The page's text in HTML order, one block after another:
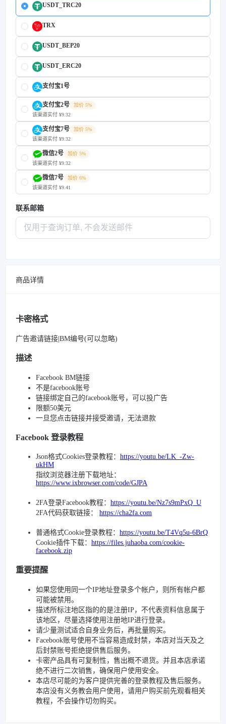
USDT_TRC20
TRX
USDT_BEP20
USDT_ERC20
支付宝1号
支付宝2号
加价 5%
该渠道实付 ¥9.32
支付宝7号
加价 5%
该渠道实付 ¥9.32
微信2号
加价 5%
该渠道实付 ¥9.32
微信7号
加价 6%
该渠道实付 ¥9.41
联系邮箱
商品详情
卡密格式
广告邀请链接|BM编号(可以忽略)
描述
Facebook BM链接
不是facebook账号
链接绑定自己的facebook账号，可以投广告
限额50美元
一旦您点击链接并接受邀请，无法退款
Facebook 登录教程
Json格式Cookies登录教程： https://youtu.be/LK_-Zw-
ukHM
指纹浏览器注册下载地址：
https://www.ixbrowser.com/code/GJPA
2FA登录Facebook教程： https://youtu.be/Nz7s9mPxQ_U
2FA代码获取链接： https://cha2fa.com
普通格式Cookie登录教程： https://youtu.be/T4Vq5u-6BrQ
Cookie插件下载： https://files.juhaoba.com/cookie-
facebook.zip
重要提醒
如果您使用同一个IP地址登录多个帐户，则所有帐户都
可能被禁用。
描述所标注地区指的的是注册IP，不代表资料信息属于
该地区，尽量选择使用注册地IP进行登录。
请少量测试适合自身业务后，再批量购买。
Facebook账号使用不当容易造成封禁，本店对当天及之
后封禁账号拒绝提供售后服务。
卡密产品具有可复制性，售出概不退货。并且本店承诺
绝不进行二次销售，确保用户使用安全。
本店尽可能的为客户提供完善的登录教程及售后服务。
本店没有义务教会用户使用，请用户购买前先观看相关
教程，不会操作切勿购买。